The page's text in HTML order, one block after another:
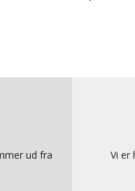
ud fra
Vi er